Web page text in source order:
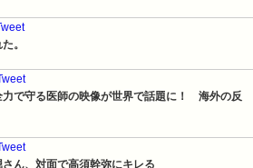
。
力で守る医師の映像が世界で話題に！　海外の反
さん、対面で高須幹弥にキレる